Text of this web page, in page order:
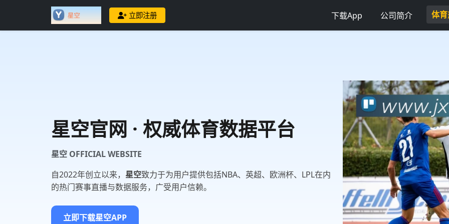
立即注册 下载App 公司简介 体
星空官网 · 权威体育数据平台
星空 OFFICIAL WEBSITE
自2022年创立以来， 星空致力于为用户提供包括NBA、英超、欧洲杯、LPL在内
的热门赛事直播与数据服务，广受用户信赖。
立即下载星空APP